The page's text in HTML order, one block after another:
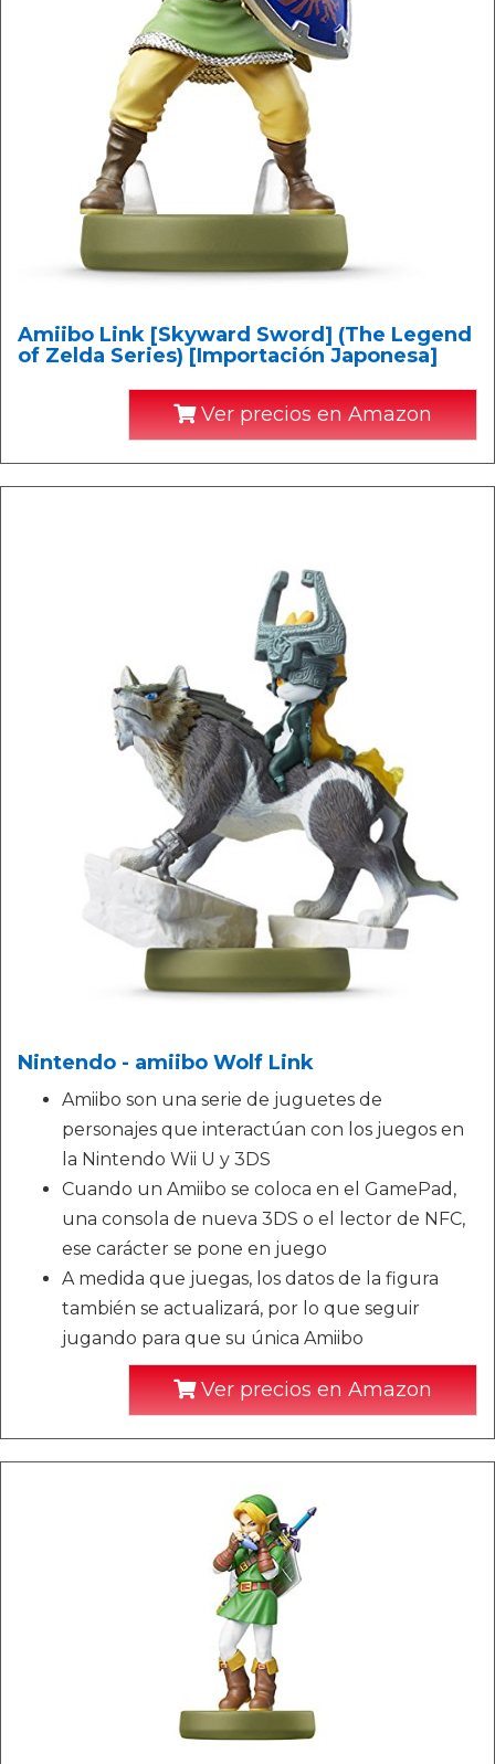
Amiibo Link [Skyward Sword] (The Legend
of Zelda Series) [Importación Japonesa]
Ver precios en Amazon
Nintendo - amiibo Wolf Link
Amiibo son una serie de juguetes de
personajes que interactúan con los juegos en
la Nintendo Wii U y 3DS
Cuando un Amiibo se coloca en el GamePad,
una consola de nueva 3DS o el lector de NFC,
ese carácter se pone en juego
A medida que juegas, los datos de la figura
también se actualizará, por lo que seguir
jugando para que su única Amiibo
Ver precios en Amazon